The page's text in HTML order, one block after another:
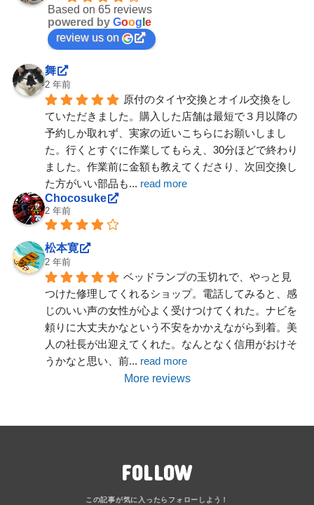
Based on 65 reviews
powered by Goog e
review us on
舞
2 年前
原付のタイヤ交換とオイル交換をし
ていただきました。購入した店舗は最短で３月以降の
予約しか取れず、実家の近いこちらにお願いしまし
た。行くとすぐに作業してもらえ、30分ほどで終わり
ました。作業前に金額も教えてくださり、次回交換し
た方がいい部品も... read more
Chocosuke
2 年前
松本寛
2 年前
ベッドランプの玉切れで、やっと見
つけた修理してくれるショップ。電話してみると、感
じのいい声の女性が心よく受けつけてくれた。ナビを
頼りに大丈夫かなという不安をかかえながら到着。美
人の社長が出迎えてくれた。なんとなく信用がおけそ
うかなと思い、前... read more
More reviews
FOLLOW